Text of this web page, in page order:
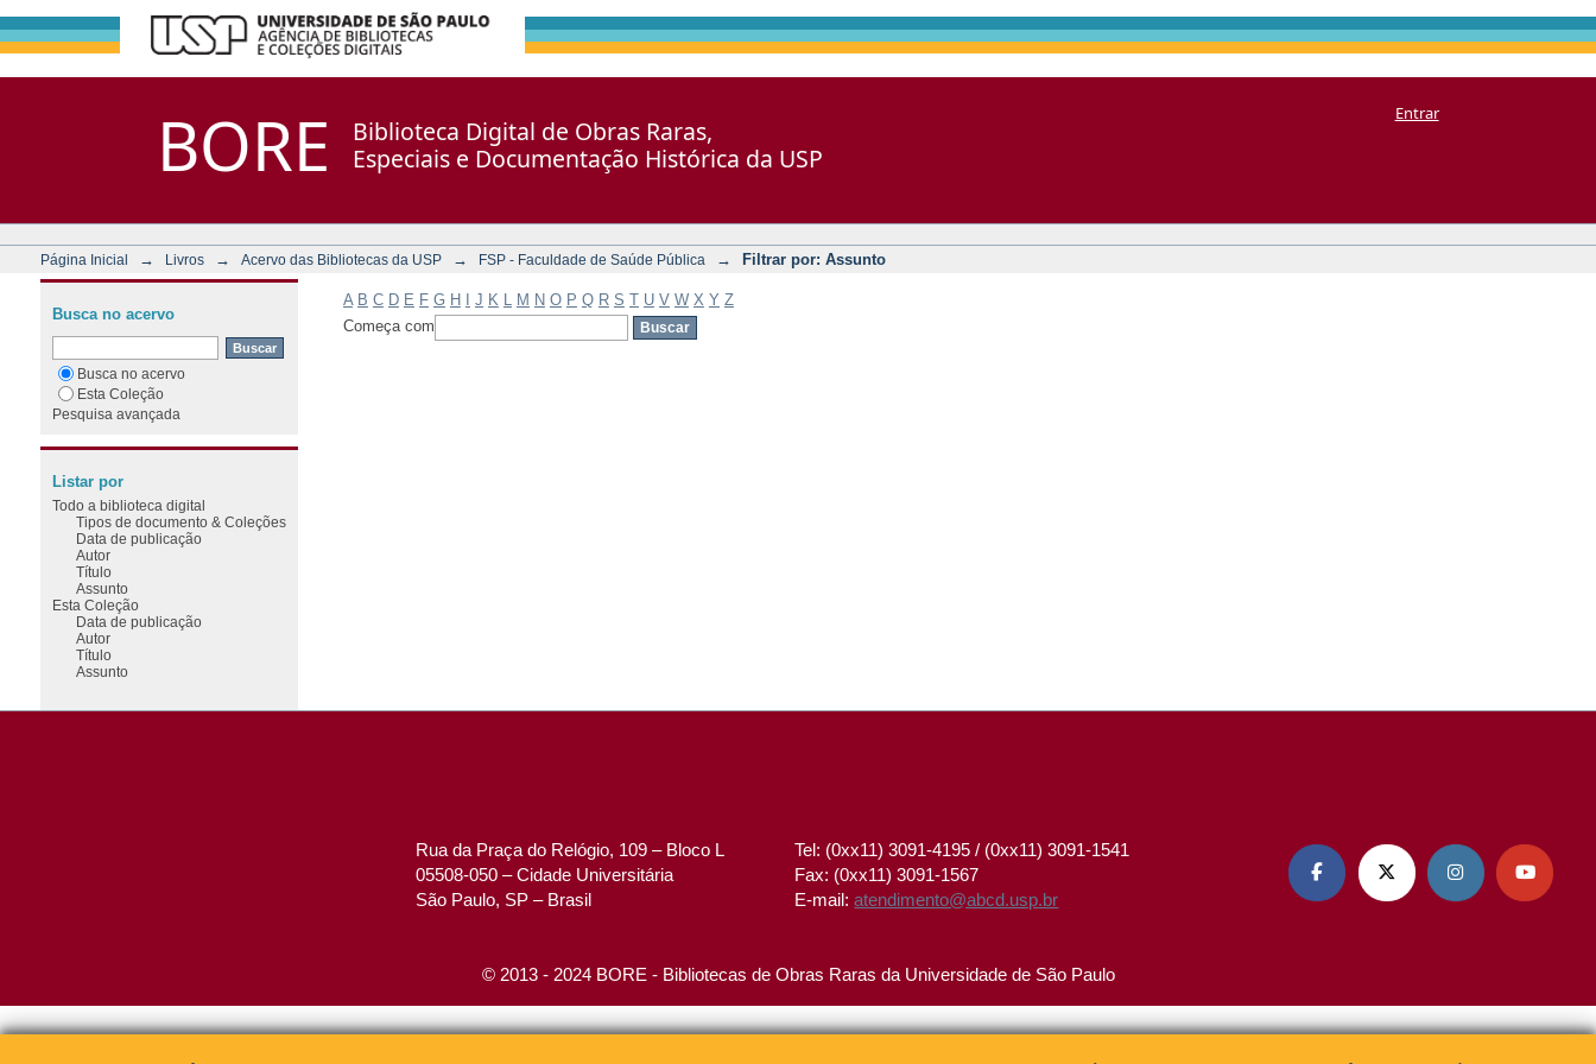
BORE
Biblioteca Digital de Obras Raras,
Especiais e Documentação Histórica da USP
Entrar
Página Inicial → Livros → Acervo das Bibliotecas da USP → FSP - Faculdade de Saúde Pública → Filtrar por: Assunto
A B C D E F G H J K M N O P Q R S T U V W X Y Z
Começa com
Busca no acervo
Busca no acervo
Esta Coleção
Pesquisa avançada
Listar por
Todo a biblioteca digital
Tipos de documento & Coleções
Data de publicação
Autor
Título
Assunto
Esta Coleção
Data de publicação
Autor
Título
Assunto
Rua da Praça do Relógio, 109 – Bloco L
05508-050 – Cidade Universitária
São Paulo, SP – Brasil
Tel: (0xx11) 3091-4195 / (0xx11) 3091-1541
Fax: (0xx11) 3091-1567
E-mail:atendimento@abcd.usp.br
   
© 2013 - 2024 BORE - Bibliotecas de Obras Raras da Universidade de São Paulo